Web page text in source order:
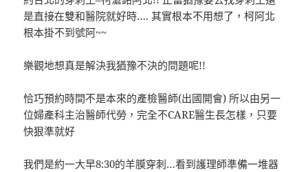
是直接在雙和醫院就好時…. 其實根本不用想了，柯阿北
根本掛不到號阿~~
樂觀地想真是解決我猶豫不決的問題呢!!
恰巧預約時間不是本來的產檢醫師(出國開會) 所以由另一
位婦產科主治醫師代勞，完全不CARE醫生長怎樣，只要
快狠準就好
我們是約一大早8:30的羊膜穿刺…看到護理師準備一堆器